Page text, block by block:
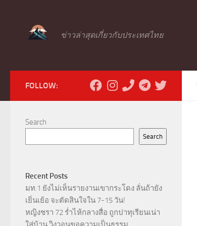
ข่าวล่าสุดเกี่ยวกับประเทศไทย
FOLLOW:
Search
Search
Recent Posts
มท.1 ยังไม่เห็นรายงานเขากระโดง ลั่นถ้ายัง
เยิ่นเย้อ จะตัดสินใจใน 7-15 วัน!
หญิงชรา 72 ร่ำไห้กลางสื่อ ถูกปาทุเรียนเน่า